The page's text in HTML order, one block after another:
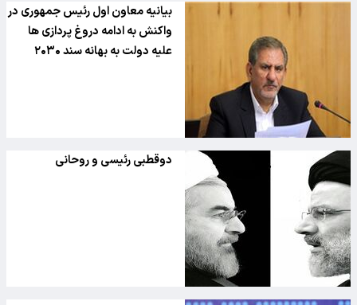
بیانیه معاون اول رئیس جمهوری در
واکنش به ادامه دروغ پردازی ها
علیه دولت به بهانه سند ۲۰۳۰
دوقطبی رئیسی و روحانی